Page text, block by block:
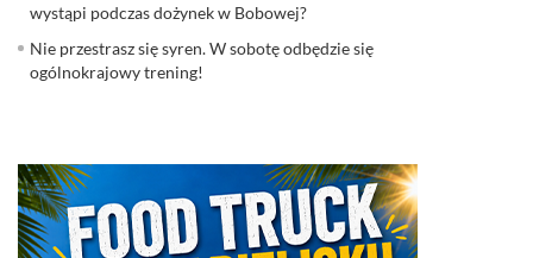
wystąpi podczas dożynek w Bobowej?
Nie przestrasz się syren. W sobotę odbędzie się
ogólnokrajowy trening!